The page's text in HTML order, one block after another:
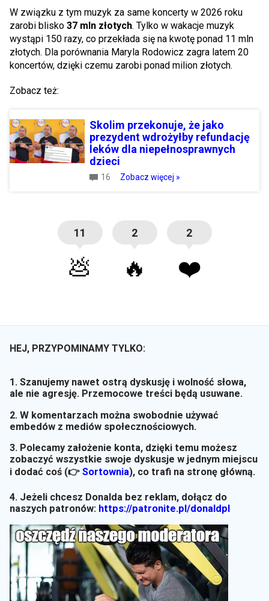
W związku z tym muzyk za same koncerty w 2026 roku
zarobi blisko 37 mln złotych. Tylko w wakacje muzyk
wystąpi 150 razy, co przekłada się na kwotę ponad 11 mln
złotych. Dla porównania Maryla Rodowicz zagra latem 20
koncertów, dzięki czemu zarobi ponad milion złotych.
Zobacz też:
Skolim przekonuje, że jako
prezydent wdrożyłby refundację
leków dla niepełnosprawnych
dzieci
16 Zobacz więcej »
11
💩
2
🔥
2
❤️
HEJ, PRZYPOMINAMY TYLKO:
1. Szanujemy nawet ostrą dyskusję i wolność słowa,
ale nie agresję. Przemocowe treści będą usuwane.
2. W komentarzach można swobodnie używać
embedów z mediów społecznościowych.
3. Polecamy założenie konta, dzięki temu możesz
zobaczyć wszystkie swoje dyskusje w jednym miejscu
i dodać coś (👉 Sortownia), co trafi na stronę główną.
4. Jeżeli chcesz Donalda bez reklam, dołącz do
naszych patronów: https://patronite.pl/donaldpl